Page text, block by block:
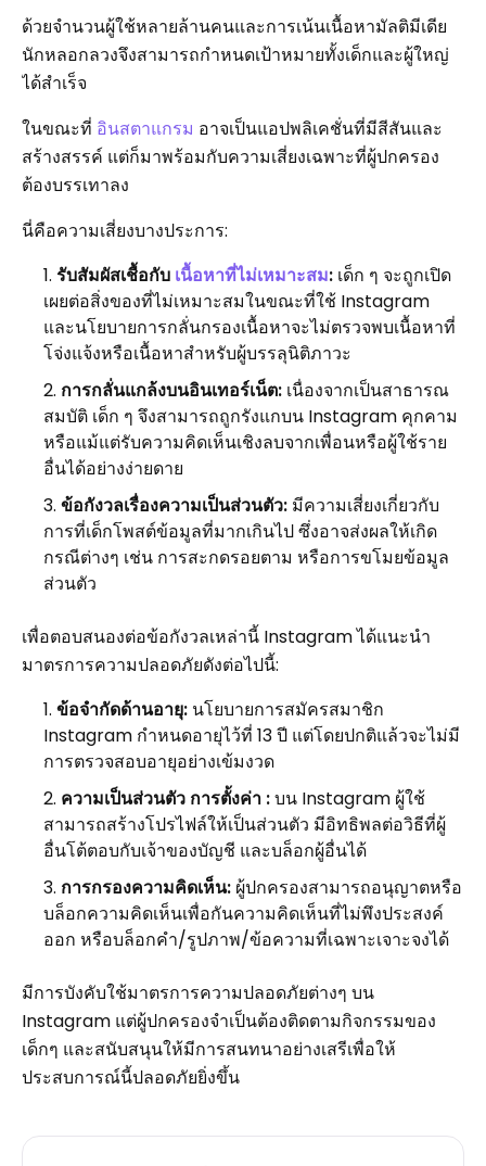
ด้วยจำนวนผู้ใช้หลายล้านคนและการเน้นเนื้อหามัลติมีเดีย
นักหลอกลวงจึงสามารถกำหนดเป้าหมายทั้งเด็กและผู้ใหญ่
ได้สำเร็จ
ในขณะที่ อินสตาแกรม อาจเป็นแอปพลิเคชั่นที่มีสีสันและ
สร้างสรรค์ แต่ก็มาพร้อมกับความเสี่ยงเฉพาะที่ผู้ปกครอง
ต้องบรรเทาลง
นี่คือความเสี่ยงบางประการ:
รับสัมผัสเชื้อกับ เนื้อหาที่ไม่เหมาะสม: เด็ก ๆ จะถูกเปิด
เผยต่อสิ่งของที่ไม่เหมาะสมในขณะที่ใช้ Instagram
และนโยบายการกลั่นกรองเนื้อหาจะไม่ตรวจพบเนื้อหาที่
โจ่งแจ้งหรือเนื้อหาสำหรับผู้บรรลุนิติภาวะ
การกลั่นแกล้งบนอินเทอร์เน็ต: เนื่องจากเป็นสาธารณ
สมบัติ เด็ก ๆ จึงสามารถถูกรังแกบน Instagram คุกคาม
หรือแม้แต่รับความคิดเห็นเชิงลบจากเพื่อนหรือผู้ใช้ราย
อื่นได้อย่างง่ายดาย
ข้อกังวลเรื่องความเป็นส่วนตัว: มีความเสี่ยงเกี่ยวกับ
การที่เด็กโพสต์ข้อมูลที่มากเกินไป ซึ่งอาจส่งผลให้เกิด
กรณีต่างๆ เช่น การสะกดรอยตาม หรือการขโมยข้อมูล
ส่วนตัว
เพื่อตอบสนองต่อข้อกังวลเหล่านี้ Instagram ได้แนะนำ
มาตรการความปลอดภัยดังต่อไปนี้:
ข้อจำกัดด้านอายุ: นโยบายการสมัครสมาชิก
Instagram กำหนดอายุไว้ที่ 13 ปี แต่โดยปกติแล้วจะไม่มี
การตรวจสอบอายุอย่างเข้มงวด
ความเป็นส่วนตัว การตั้งค่า :บน Instagram ผู้ใช้
สามารถสร้างโปรไฟล์ให้เป็นส่วนตัว มีอิทธิพลต่อวิธีที่ผู้
อื่นโต้ตอบกับเจ้าของบัญชี และบล็อกผู้อื่นได้
การกรองความคิดเห็น: ผู้ปกครองสามารถอนุญาตหรือ
บล็อกความคิดเห็นเพื่อกันความคิดเห็นที่ไม่พึงประสงค์
ออก หรือบล็อกคำ/รูปภาพ/ข้อความที่เฉพาะเจาะจงได้
มีการบังคับใช้มาตรการความปลอดภัยต่างๆ บน
Instagram แต่ผู้ปกครองจำเป็นต้องติดตามกิจกรรมของ
เด็กๆ และสนับสนุนให้มีการสนทนาอย่างเสรีเพื่อให้
ประสบการณ์นี้ปลอดภัยยิ่งขึ้น